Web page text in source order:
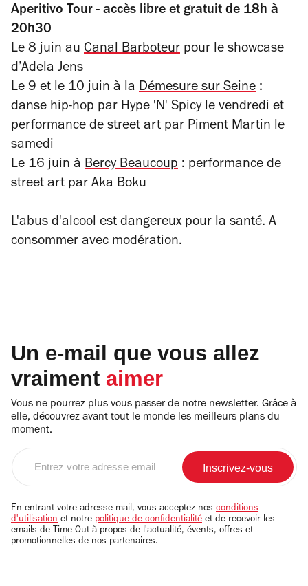
Aperitivo Tour - accès libre et gratuit de 18h à
20h30
Le 8 juin au Canal Barboteur pour le showcase
d’Adela Jens
Le 9 et le 10 juin à la Démesure sur Seine :
danse hip-hop par Hype 'N' Spicy le vendredi et
performance de street art par Piment Martin le
samedi
Le 16 juin à Bercy Beaucoup : performance de
street art par Aka Boku
L'abus d'alcool est dangereux pour la santé. A
consommer avec modération.
Un e-mail que vous allez
vraiment aimer
Vous ne pourrez plus vous passer de notre newsletter. Grâce à
elle, découvrez avant tout le monde les meilleurs plans du
moment.
email
En entrant votre adresse mail, vous acceptez nos conditions
d'utilisation et notre politique de confidentialité et de recevoir les
emails de Time Out à propos de l'actualité, évents, offres et
promotionnelles de nos partenaires.